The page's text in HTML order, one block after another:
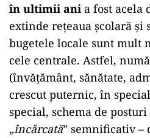
în ultimii ani a fost acela
extinde rețeaua școlară și
bugetele locale sunt mult
cele centrale. Astfel,
(învățământ, sănătate,
crescut puternic, în
special, schema de
„încărcată” semnificativ –